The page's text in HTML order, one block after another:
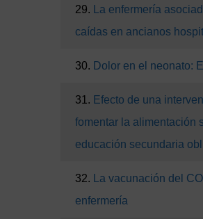
29.
La enfermería
caídas en ancianos
30. Dolor en el neonato:
31. Efecto de una
fomentar la alimentación
educación secundaria
32.
La vacunación del
enfermería